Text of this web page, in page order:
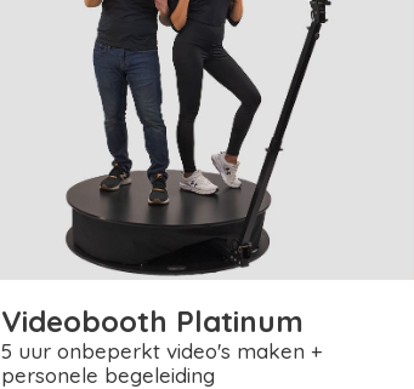
Videobooth Platinum
5 uur onbeperkt video's maken +
personele begeleiding